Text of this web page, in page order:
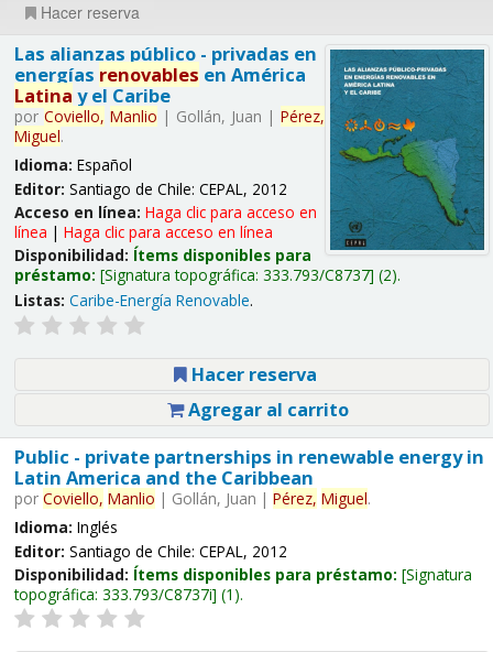
Hacer reserva
Las alianzas público - privadas en
energías renovables en América
Latina y el Caribe
por Coviello, Manlio | Gollán, Juan | Pérez,
Miguel.
Idioma: Español
Editor: Santiago de Chile: CEPAL, 2012
Acceso en línea: Haga clic para acceso en
línea | Haga clic para acceso en línea
Disponibilidad: Ítems disponibles para
préstamo: Signatura topográfica: 333.793/C8737 (2).
Listas: Caribe-Energía Renovable.
Hacer reserva
Agregar al carrito
Public - private partnerships in renewable energy in
Latin America and the Caribbean
por Coviello, Manlio | Gollán, Juan | Pérez, Miguel.
Idioma: Inglés
Editor: Santiago de Chile: CEPAL, 2012
Disponibilidad: Ítems disponibles para préstamo: Signatura
topográfica: 333.793/C8737i (1).